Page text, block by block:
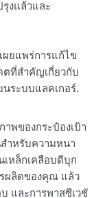
งแล้วและ
ผยแพร่การแก้ไข
ตที่สำคัญเกี่ยวกับ
ระบบแลคเกอร์.
าพของกระป๋องเป้า
ำหรับความหนา
หล็กเคลือบดีบุก
ผลิตของคุณ แล้ว
และการพาสซีเวชั